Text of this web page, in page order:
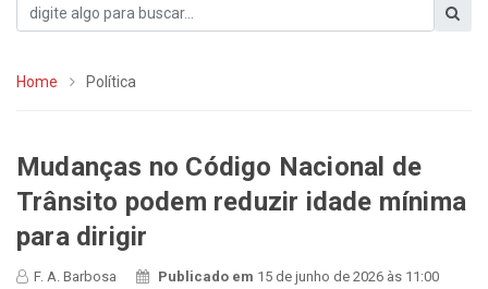
Home Política
Mudanças no Código Nacional de
Trânsito podem reduzir idade mínima
para dirigir
F. A. Barbosa Publicado em 15 de junho de 2026 às 11:00